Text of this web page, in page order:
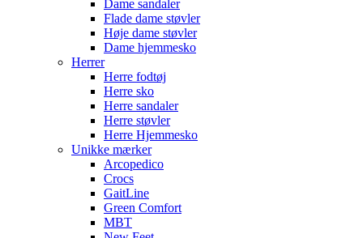
Dame sandaler
Flade dame støvler
Høje dame støvler
Dame hjemmesko
Herrer
Herre fodtøj
Herre sko
Herre sandaler
Herre støvler
Herre Hjemmesko
Unikke mærker
Arcopedico
Crocs
GaitLine
Green Comfort
MBT